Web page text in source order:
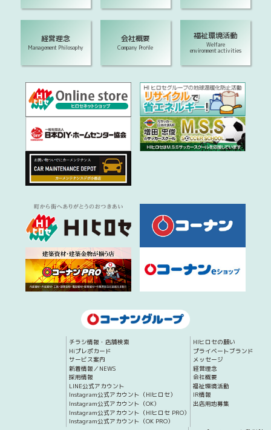
経営理念
Management Philosophy
会社概要
Company Profile
福祉環境活動
Welfare
environment activities
チラシ情報・店舗検索
Hiプレポカード
サービス案内
新着情報／NEWS
採用情報
LINE公式アカウント
Instagram公式アカウント（HIヒロセ）
Instagram公式アカウント（OK）
Instagram公式アカウント（HIヒロセ PRO）
Instagram公式アカウント（OK PRO）
HIヒロセの願い
プライベートブランド
メッセージ
経営理念
会社概要
福祉環境活動
IR情報
出店用地募集